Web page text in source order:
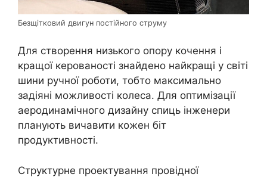
Безщітковий двигун постійного струму
Для створення низького опору кочення і
кращої керованості знайдено найкращі у світі
шини ручної роботи, тобто максимально
задіяні можливості колеса. Для оптимізації
аеродинамічного дизайну спиць інженери
планують вичавити кожен біт
продуктивності.
Структурне проектування провідної